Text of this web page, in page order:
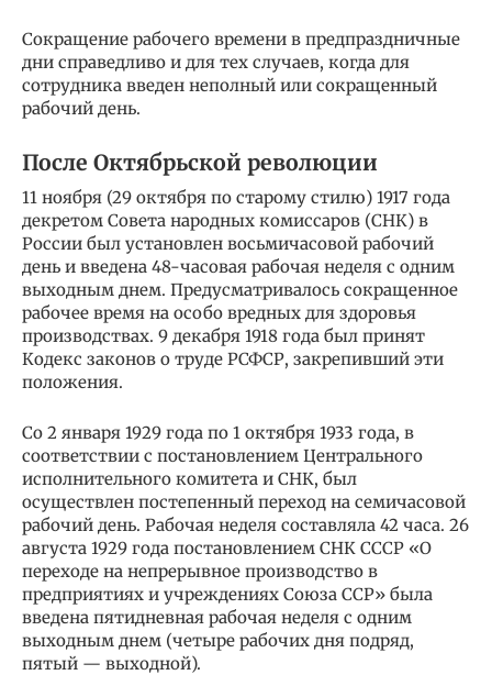
Сокращение рабочего времени в предпраздничные
дни справедливо и для тех случаев, когда для
сотрудника введен неполный или сокращенный
рабочий день.
После Октябрьской революции
11 ноября (29 октября по старому стилю) 1917 года
декретом Совета народных комиссаров (СНК) в
России был установлен восьмичасовой рабочий
день и введена 48-часовая рабочая неделя с одним
выходным днем. Предусматривалось сокращенное
рабочее время на особо вредных для здоровья
производствах. 9 декабря 1918 года был принят
Кодекс законов о труде РСФСР, закрепивший эти
положения.
Со 2 января 1929 года по 1 октября 1933 года, в
соответствии с постановлением Центрального
исполнительного комитета и СНК, был
осуществлен постепенный переход на семичасовой
рабочий день. Рабочая неделя составляла 42 часа. 26
августа 1929 года постановлением СНК СССР «О
переходе на непрерывное производство в
предприятиях и учреждениях Союза ССР» была
введена пятидневная рабочая неделя с одним
выходным днем (четыре рабочих дня подряд,
пятый — выходной).